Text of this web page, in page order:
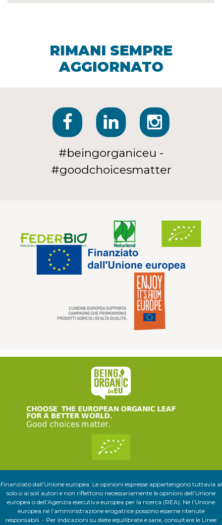
RIMANI SEMPRE
AGGIORNATO
#beingorganiceu -
#goodchoicesmatter
Finanziato dall’Unione europea. Le opinioni espresse appartengono tuttavia al
solo o ai soli autori e non riflettono necessariamente le opinioni dell’Unione
europea o dell’Agenzia esecutiva europea per la ricerca (REA). Né l’Unione
europea né l’amministrazione erogatrice possono esserne ritenute
responsabili. - Per indicazioni su diete equilibrate e sane, consultare le Linee